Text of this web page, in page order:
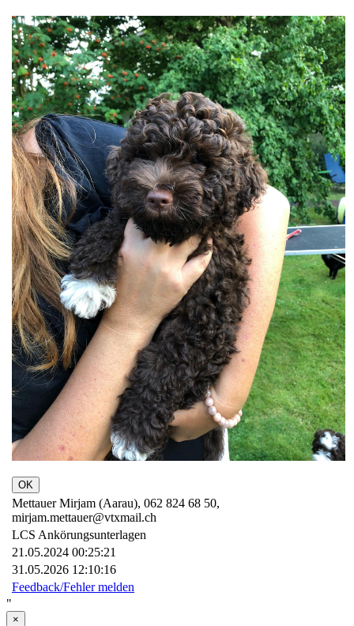
OK
Mettauer Mirjam (Aarau), 062 824 68 50,
mirjam.mettauer@vtxmail.ch
LCS Ankörungsunterlagen
21.05.2024 00:25:21
31.05.2026 12:10:16
Feedback/Fehler melden
"
×